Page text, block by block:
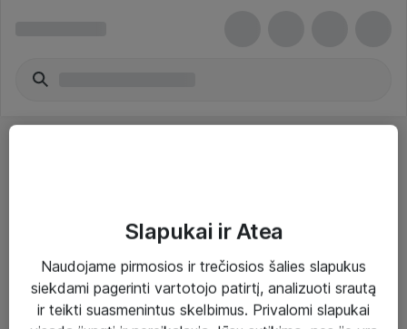
Paslaugos
Sprendimai
Slapukai ir Atea
Naudojame pirmosios ir trečiosios šalies slapukus
siekdami pagerinti vartotojo patirtį, analizuoti srautą
ir teikti suasmenintus skelbimus. Privalomi slapukai